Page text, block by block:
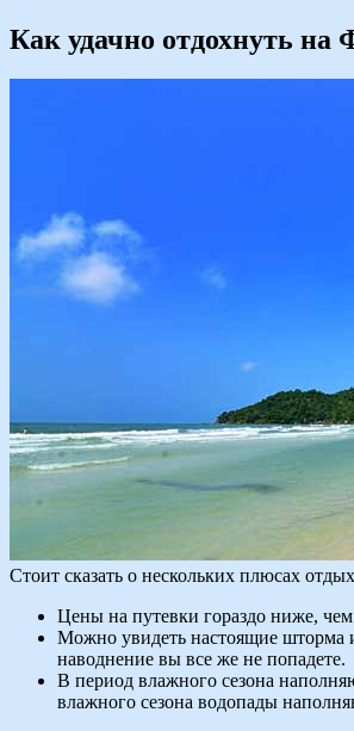
Как удачно отдохнуть на
Стоит сказать о нескольких плюсах
Цены на путевки гораздо ниже,
Можно увидеть настоящие шторма
наводнение вы все же не попадете.
В период влажного сезона
влажного сезона водопады